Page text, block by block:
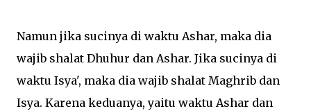
Namun jika sucinya di waktu Ashar, maka dia
wajib shalat Dhuhur dan Ashar. Jika sucinya di
waktu Isya', maka dia wajib shalat Maghrib dan
Isya. Karena keduanya, yaitu waktu Ashar dan